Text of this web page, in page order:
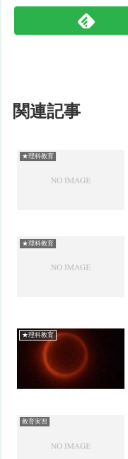
関連記事
★理科教育
★理科教育
★理科教育
教育実習